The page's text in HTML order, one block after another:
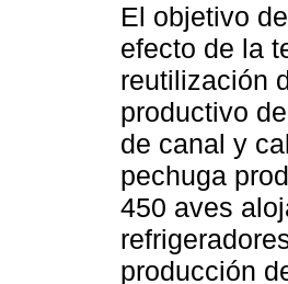
El objetivo
efecto de la
reutilización
productivo
de canal y
pechuga
450 aves
producción